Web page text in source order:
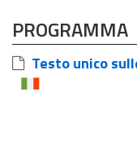
PROGRAMMA
Testo unico